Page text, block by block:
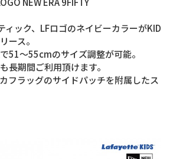
ック、LFロゴのネイビーカラーがKID
ース。
51～55cmのサイズ調整が可能。
長期間ご利用頂けます。
フラッグのサイドパッチを附属したス